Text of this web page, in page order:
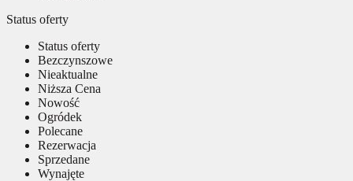
Status oferty
Status oferty
Bezczynszowe
Nieaktualne
Niższa Cena
Nowość
Ogródek
Polecane
Rezerwacja
Sprzedane
Wynajęte